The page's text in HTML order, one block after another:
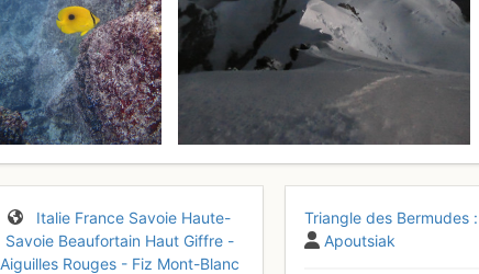
Italie France Savoie Haute-
Savoie Beaufortain Haut Giffre -
Aiguilles Rouges - Fiz Mont-Blanc
Triangle des Bermudes
Apoutsiak